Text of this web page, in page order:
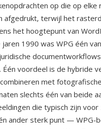
op die op elke
afgedrukt, terwijl het
het hoogtepunt van
1990 was WPG één
voordeel is de hybride
met
slechts één van beide
die typisch zijn voor
ander sterk punt — WPG-